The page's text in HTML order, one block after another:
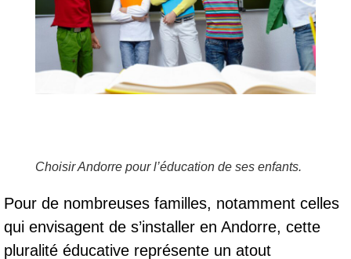
Choisir Andorre pour l’éducation de ses enfants.
Pour de nombreuses familles, notamment celles
qui envisagent de s’installer en Andorre, cette
pluralité éducative représente un atout